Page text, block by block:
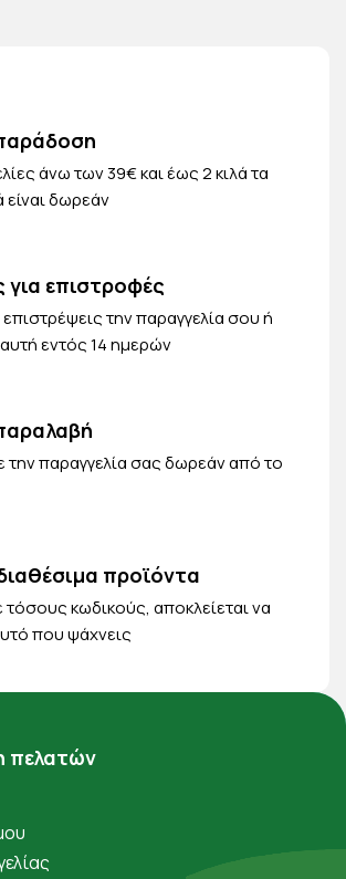
άνω των 39€ και έως 2 κιλά τα
είναι δωρεάν
για επιστροφές
την παραγγελία σου ή
εντός 14 ημερών
την παραγγελία σας δωρεάν από το
προϊόντα
κωδικούς, αποκλείεται να
που ψάχνεις
πελατών